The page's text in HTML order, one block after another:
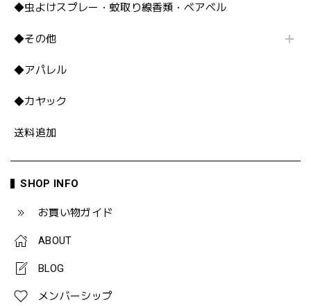
◆虫よけスプレー・蚊取り線香類・ベアベル
◆その他
◆アパレル
◆カヤック
送料追加
SHOP INFO
お買い物ガイド
ABOUT
BLOG
メンバーシップ